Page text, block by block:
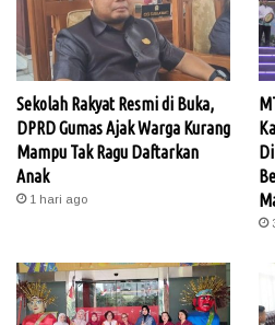
Sekolah Rakyat Resmi di Buka,
DPRD Gumas Ajak Warga Kurang
Mampu Tak Ragu Daftarkan
Anak
1 hari ago